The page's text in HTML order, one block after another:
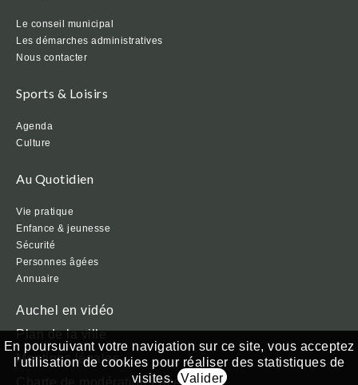
Le conseil municipal
Les démarches administratives
Nous contacter
Sports & Loisirs
Agenda
Culture
Au Quotidien
Vie pratique
Enfance & jeunesse
Sécurité
Personnes âgées
Annuaire
Auchel en vidéo
Plan de la ville
Mentions légales
En poursuivant votre navigation sur ce site, vous acceptez
l’utilisation de cookies pour réaliser des statistiques de
visites. Valider